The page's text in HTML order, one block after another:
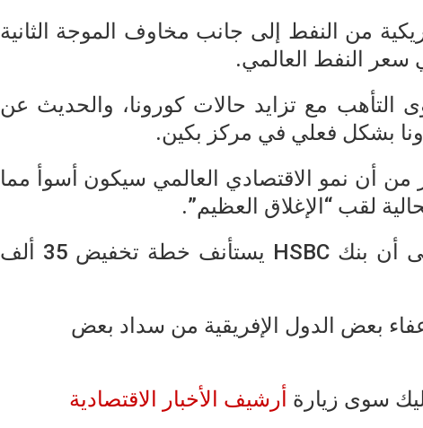
من النفط إلى جانب مخاوف الموجة الثانية
النفط العالمي.
التأهب مع تزايد حالات كورونا، والحديث عن
بشكل فعلي في مركز بكين.
أن نمو الاقتصادي العالمي سيكون أسوأ مما
لقب “الإغلاق العظيم”.
سادسا. مصادر مطلعة أشارت إلى أن بنك HSBC يستأنف خطة تخفيض 35 ألف
بعض الدول الإفريقية من سداد بعض
سوى زيارة أرشيف الأخبار الاقتصادية